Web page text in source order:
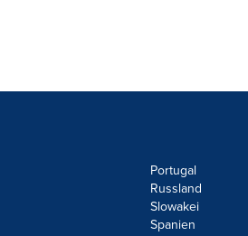
Portugal
Russland
Slowakei
Spanien